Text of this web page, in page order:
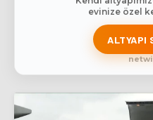
evinize özel
ALTYAPI